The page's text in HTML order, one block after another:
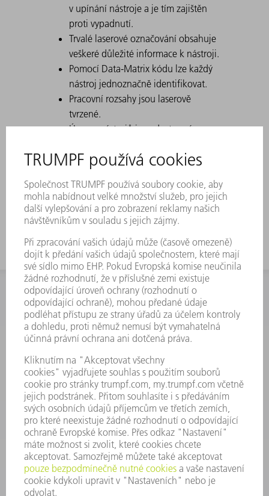
v upínání nástroje a je tím zajištěn
proti vypadnutí.
Trvalé laserové označování obsahuje
veškeré důležité informace k nástroji.
Pomocí Data-Matrix kódu lze každý
nástroj jednoznačně identifikovat.
Pracovní rozsahy jsou laserově
tvrzené.
Úpravy nástrojů jsou dostupné na
Také vhodné k falcování s FEV
použijte nástroj s velkou pracovní
výškou
INFORMACE
Často kladené dotazy
Všeobecné obchodní podmínky
KONTAKTNÍ ÚDAJE
Náhradní díly
+420 251 106 254
Po - čt 8:00 - 17:00
Pá 8:00 - 16:00
ND@trumpf.com
KONTAKTNÍ ÚDAJE
Nástroje
+420 251 106 250
Po - pá 8:00 - 16:00
nastroje@trumpf.com